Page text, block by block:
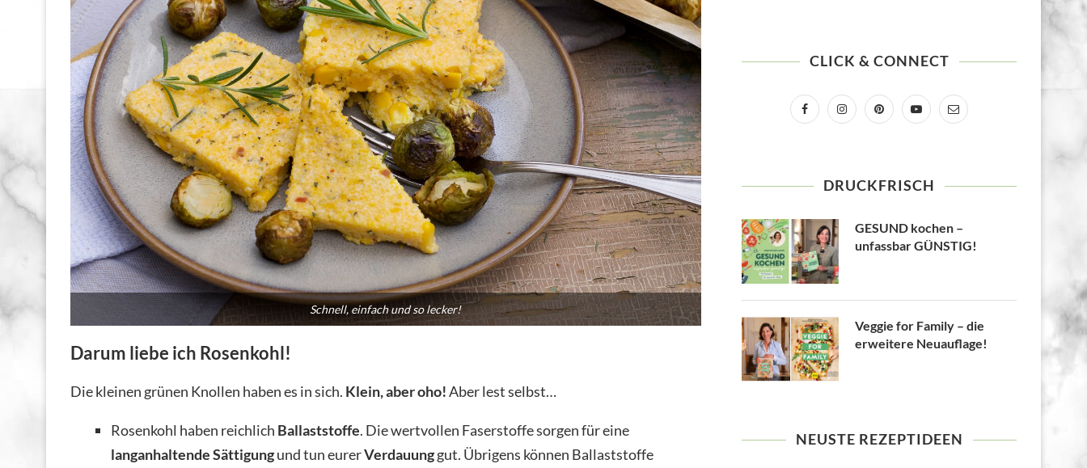
Schnell, einfach und so lecker!
Darum liebe ich Rosenkohl!
Die kleinen grünen Knollen haben es in sich. Klein, aber oho!Aber lest selbst…
Rosenkohl haben reichlich Ballaststoffe. Die wertvollen Faserstoffe sorgen für eine
langanhaltende Sättigungund tun eurerVerdauunggut. Übrigens können Ballaststoffe
CLICK & CONNECT
DRUCKFRISCH
GESUND kochen –
unfassbar GÜNSTIG!
Veggie for Family – die
erweitere Neuauflage!
NEUSTE REZEPTIDEEN